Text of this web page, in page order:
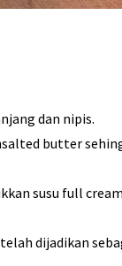
dan nipis.
butter
susu full
dijadikan